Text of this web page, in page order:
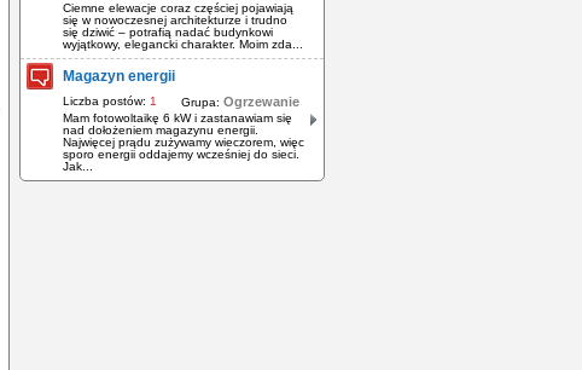
Ciemne elewacje coraz częściej pojawiają
się w nowoczesnej architekturze i trudno
się dziwić – potrafią nadać budynkowi
wyjątkowy, elegancki charakter. Moim zda...
Magazyn energii
Liczba postów: 1 Grupa: Ogrzewanie
Mam fotowoltaikę 6 kW i zastanawiam się
nad dołożeniem magazynu energii.
Najwięcej prądu zużywamy wieczorem, więc
sporo energii oddajemy wcześniej do sieci.
Jak...